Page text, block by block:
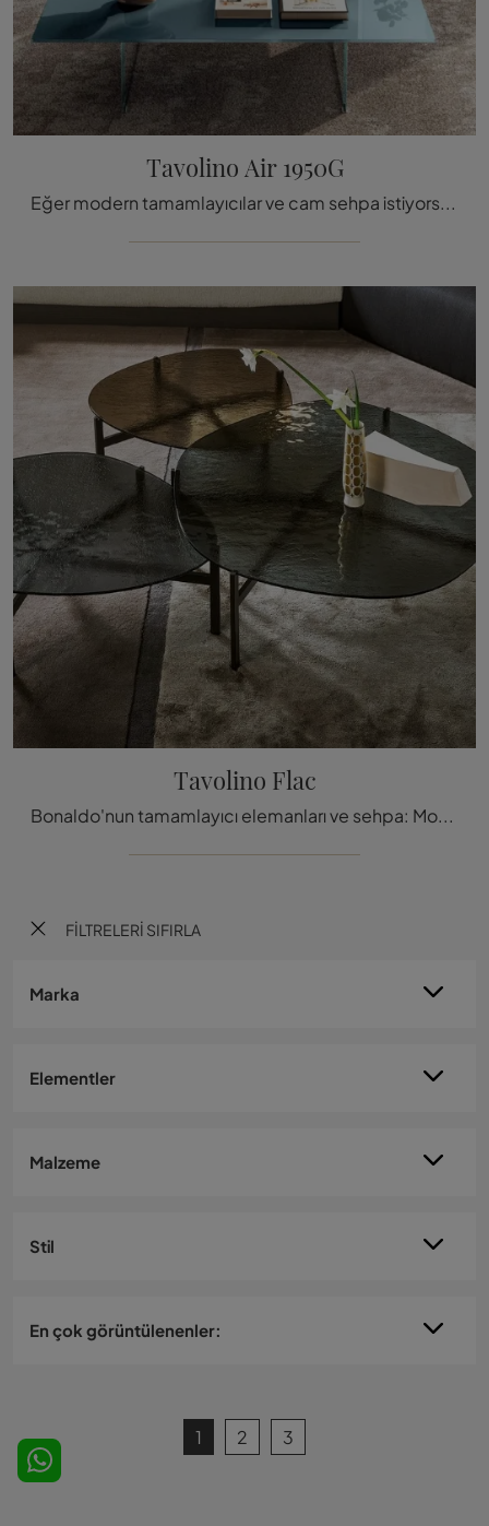
FILTRELERI SIFIRLA
Marka
Elementler
Malzeme
Stil
En çok görüntülenenler:
Tavolino Air 1950G
Eğer modern tamamlayıcılar ve cam sehpa istiyorsanız, Lago markası tarafından üretilen Air 1950G modeli hakkında bil
Tavolino Flac
Bonaldo'nun tamamlayıcı elemanları ve sehpa: Modern alanlarınızı Tavolino Flac modeli ile nasıl süsleyebilece
1 2 3